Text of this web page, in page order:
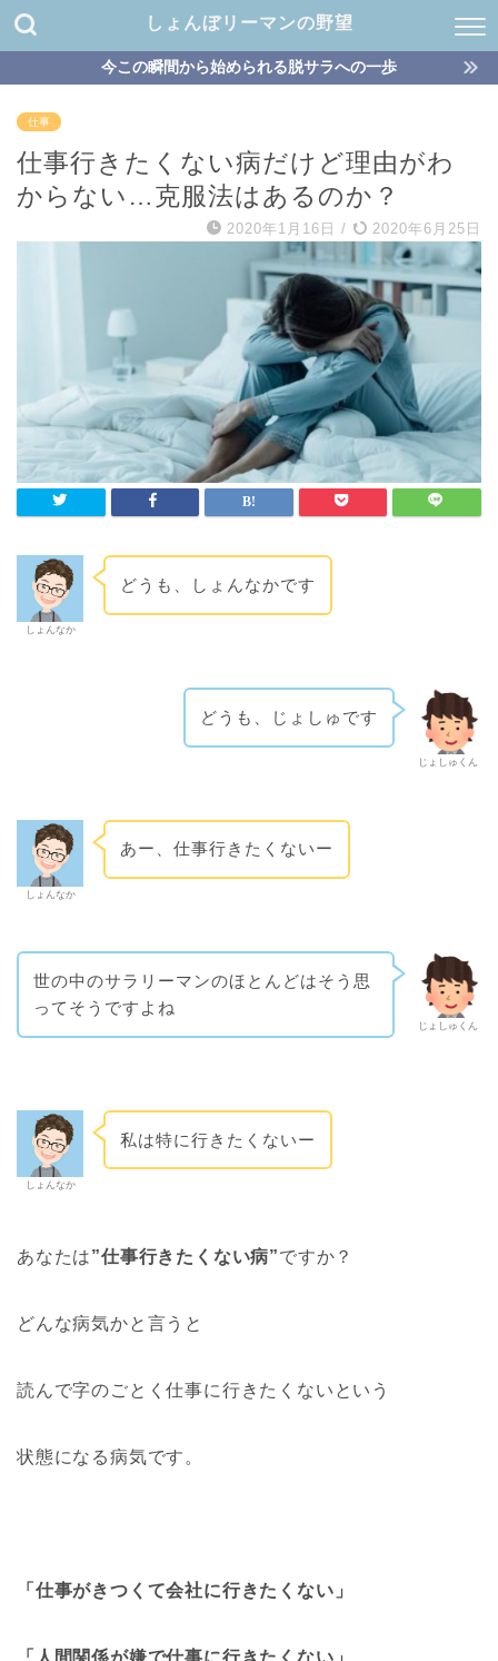
しょんぼリーマンの野望
今この瞬間から始められる脱サラへの一歩
仕事
仕事行きたくない病だけど理由がわ
からない…克服法はあるのか？
2020年1月16日 / 2020年6月25日
しょんなか
どうも、しょんなかです
じょしゅくん
どうも、じょしゅです
しょんなか
あー、仕事行きたくないー
じょしゅくん
世の中のサラリーマンのほとんどはそう思
ってそうですよね
しょんなか
私は特に行きたくないー
あなたは”仕事行きたくない病”ですか？
どんな病気かと言うと
読んで字のごとく仕事に行きたくないという
状態になる病気です。
「仕事がきつくて会社に行きたくない」